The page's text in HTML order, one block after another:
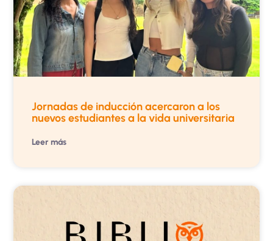
Jornadas de inducción acercaron a los
nuevos estudiantes a la vida universitaria
Leer más